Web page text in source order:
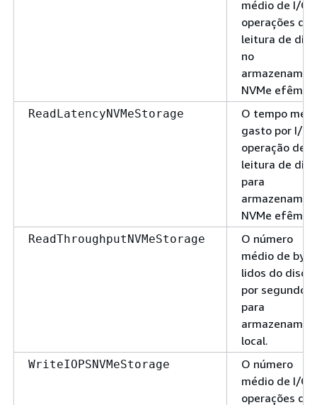
médio de I/O
operações de
leitura de
no
NVMe
ReadLatencyNVMeStorage
O tempo
gasto por I/O
operação de
leitura de
para
NVMe
ReadThroughputNVMeStorage
O número
médio de
lidos do disco
por segundo
para
local.
WriteIOPSNVMeStorage
O número
médio de I/O
operações de